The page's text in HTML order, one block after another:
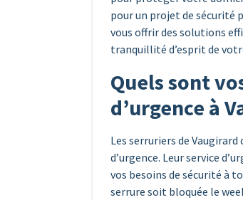
pour un projet de sécurité
vous offrir des solutions
tranquillité d’esprit de
Quels sont
d’urgence à
Les serruriers de
d’urgence. Leur service
vos besoins de sécurité à
serrure soit bloquée le